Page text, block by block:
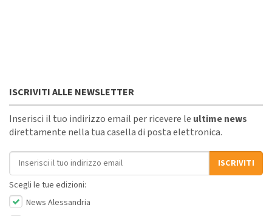
ISCRIVITI ALLE NEWSLETTER
Inserisci il tuo indirizzo email per ricevere le ultime news
direttamente nella tua casella di posta elettronica.
Indirizzo email
ISCRIVITI
Scegli le tue edizioni:
News Alessandria